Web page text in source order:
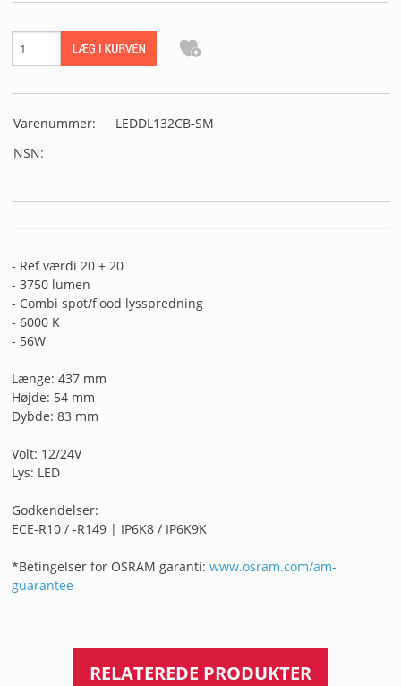
Varenummer:
LEDDL132CB-SM
NSN:
- Ref værdi 20 + 20
- 3750 lumen
- Combi spot/flood lysspredning
- 6000 K
- 56W
Længe: 437 mm
Højde: 54 mm
Dybde: 83 mm
Volt: 12/24V
Lys: LED
Godkendelser:
ECE-R10 / -R149 | IP6K8 / IP6K9K
*Betingelser for OSRAM garanti: www.osram.com/am-
guarantee
RELATEREDE PRODUKTER